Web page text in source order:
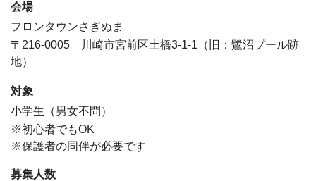
会場
フロンタウンさぎぬま
〒216-0005 川崎市宮前区土橋3-1-1（旧：鷺沼プール跡
地）
対象
小学生（男女不問）
※初心者でもOK
※保護者の同伴が必要です
募集人数